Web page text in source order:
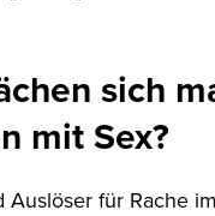
sich
mit Sex?
Auslöser für Rache